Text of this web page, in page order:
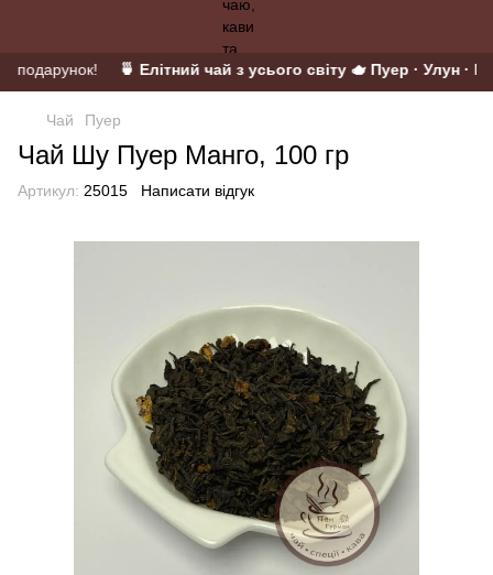
подарунок! 🍵 Елітний чай з усього світу 🫖 Пуер · Улун ·
Чай Пуер
Чай Шу Пуер Манго, 100 гр
Артикул: 25015 Написати відгук